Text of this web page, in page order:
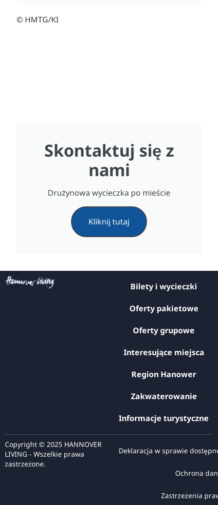
© HMTG/KI
Skontaktuj się z
nami
Drużynowa wycieczka po mieście
Kliknij tutaj
Bilety i wycieczki
Oferty pakietowe
Oferty grupowe
Interesujące miejsca
Region Hanower
Zakwaterowanie
Informacje turystyczne
Copyright © 2025 HANNOVER
LIVING - Wszelkie prawa
zastrzeżone.
Deklaracja w sprawie
Ochrona
Zastrzeżenia